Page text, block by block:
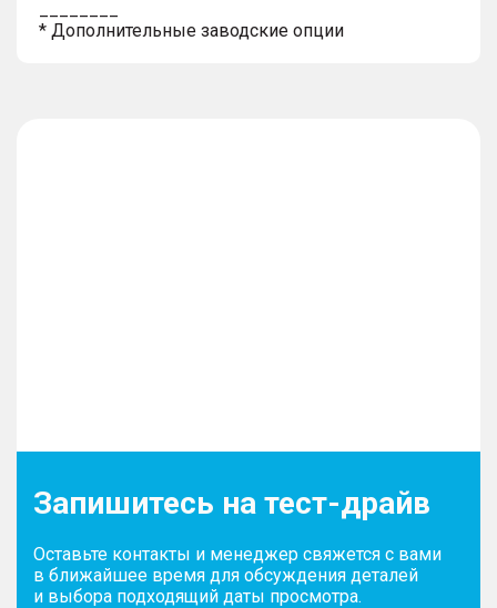
* Дополнительные заводские опции
Запишитесь на тест-драйв
Оставьте контакты и менеджер свяжется с вами
в ближайшее время для обсуждения деталей
и выбора подходящий даты просмотра.